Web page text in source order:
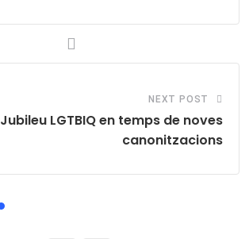
NEXT POST
Jubileu LGTBIQ en temps de noves
canonitzacions